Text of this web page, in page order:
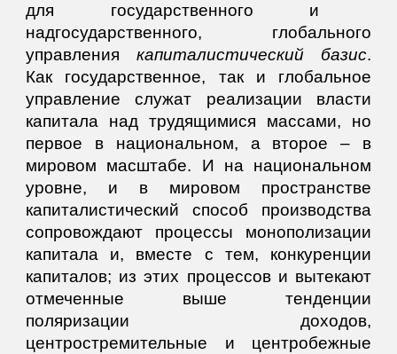
для государственного и
надгосударственного, глобального
управления капиталистический базис.
Как государственное, так и глобальное
управление служат реализации власти
капитала над трудящимися массами, но
первое в национальном, а второе – в
мировом масштабе. И на национальном
уровне, и в мировом пространстве
капиталистический способ производства
сопровождают процессы монополизации
капитала и, вместе с тем, конкуренции
капиталов; из этих процессов и вытекают
отмеченные выше тенденции
поляризации доходов,
центростремительные и центробежные